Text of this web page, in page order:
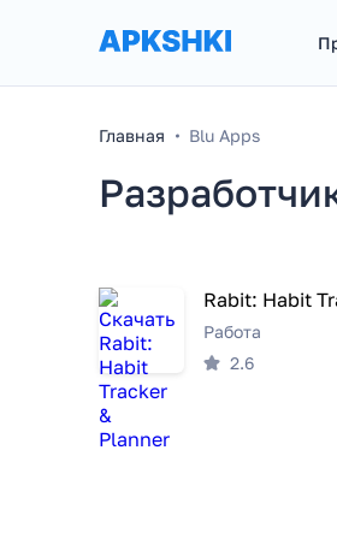
Главная Blu Apps
Работа
2.6